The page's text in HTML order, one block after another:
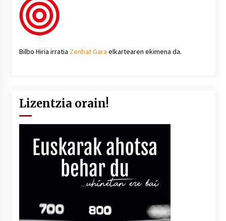
Bilbo Hiria irratia Zenbat Gara elkartearen ekimena da.
Lizentzia orain!